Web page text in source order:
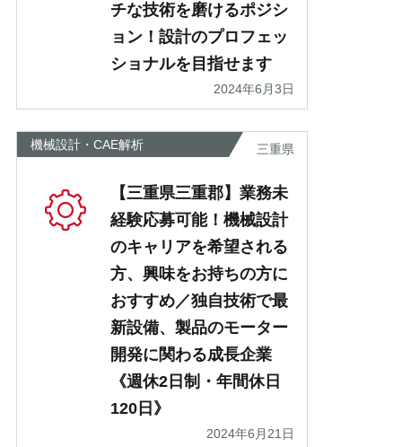
チな技術を磨けるポジシ
ョン！設計のプロフェッ
ショナルを目指せます
2024年6月3日
機械設計・CAE解析 三重県
【三重県三重郡】業務未
経験応募可能！機械設計
のキャリアを希望される
方、興味をお持ちの方に
おすすめ／独自技術で最
新設備、製品のモーター
開発に関わる成長企業
《週休2日制・年間休日
120日》
2024年6月21日